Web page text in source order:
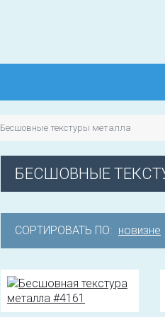
Бесшовные текстуры металла
БЕСШОВНЫЕ
СОРТИРОВАТЬ ПО: новизне